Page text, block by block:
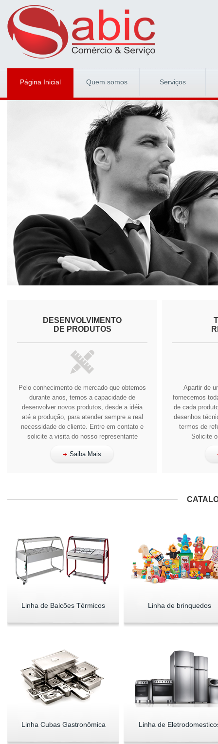
Página Inicial Quem somos Serviços
DESENVOLVIMENTO
DE PRODUTOS
Pelo conhecimento de mercado que obtemos
durante anos, temos a capacidade de
desenvolver novos produtos, desde a idéia
até a produção, para atender sempre a real
necessidade do cliente. Entre em contato e
solicite a visita do nosso representante
Saiba Mais
Apartir de
fornecemos
de cada
desenhos
termos de
Solicite
Linha de Balcões Térmicos Linha de brinquedos
Linha Cubas Gastronômica Linha de